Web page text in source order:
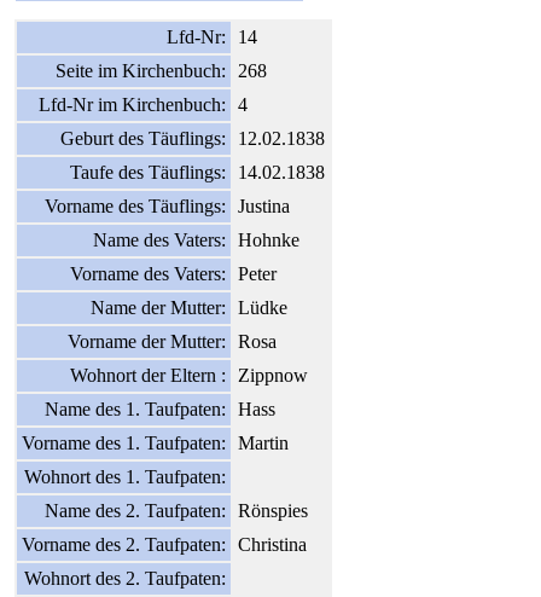
Lfd-Nr:
14
Seite im Kirchenbuch:
268
Lfd-Nr im Kirchenbuch:
4
Geburt des Täuflings:
12.02.1838
Taufe des Täuflings:
14.02.1838
Vorname des Täuflings:
Justina
Name des Vaters:
Hohnke
Vorname des Vaters:
Peter
Name der Mutter:
Lüdke
Vorname der Mutter:
Rosa
Wohnort der Eltern :
Zippnow
Name des 1. Taufpaten:
Hass
Vorname des 1. Taufpaten:
Martin
Wohnort des 1. Taufpaten:
Name des 2. Taufpaten:
Rönspies
Vorname des 2. Taufpaten:
Christina
Wohnort des 2. Taufpaten: